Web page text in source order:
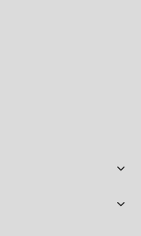
w naszej
wpłynie na
dokonanego przed